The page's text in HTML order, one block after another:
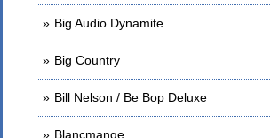
Big Audio Dynamite
Big Country
Bill Nelson / Be Bop Deluxe
Blancmange